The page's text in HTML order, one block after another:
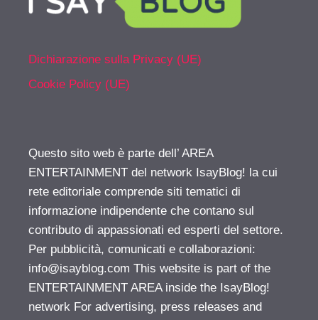
Dichiarazione sulla Privacy (UE)
Cookie Policy (UE)
Questo sito web è parte dell’ AREA
ENTERTAINMENT del network IsayBlog! la cui
rete editoriale comprende siti tematici di
informazione indipendente che contano sul
contributo di appassionati ed esperti del settore.
Per pubblicità, comunicati e collaborazioni:
info@isayblog.com This website is part of the
ENTERTAINMENT AREA inside the IsayBlog!
network For advertising, press releases and